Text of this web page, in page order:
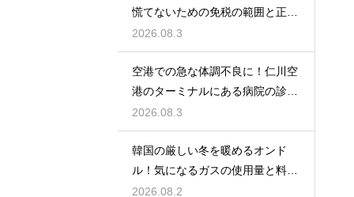
慌てないための免税の範囲と正し
い計算
2026.08.3
空港での急な体調不良に！仁川空
港のターミナルにある病院の診療
時間
2026.08.3
韓国の厳しい冬を暖めるオンド
ル！気になるガスの使用量と料金
の目安
2026.08.2